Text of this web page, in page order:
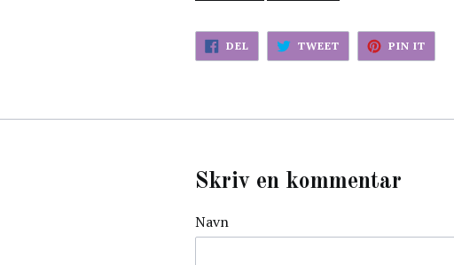
DEL
FACEBOK
TWEETTWEET
TWITTER
PIN ITPIN
Skriv en kommentar
Navn